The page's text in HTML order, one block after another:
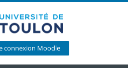
connexion Moodle